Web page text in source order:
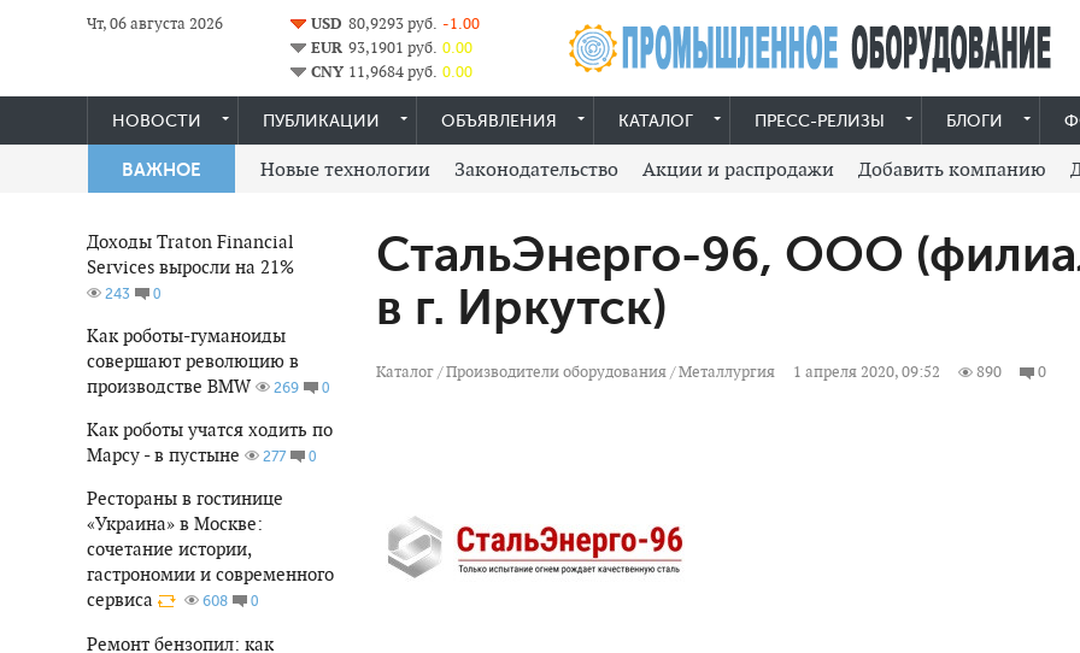
Чт, 06 августа 2026 USD 80,9293 руб. -1.00
EUR 93,1901 руб. 0.00
CNY 11,9684 руб. 0.00
НОВОСТИ ПУБЛИКАЦИИ ОБЪЯВЛЕНИЯ КАТАЛОГ ПРЕСС-РЕЛИЗЫ БЛОГИ
ВАЖНОЕ Новые технологии Законодательство Акции и распродажи Добавить компанию
Доходы Traton Financial
Services выросли на 21%
243 0
Как роботы-гуманоиды
совершают революцию в
производстве BMW
269 0
Как роботы учатся ходить по
Марсу - в пустыне
277 0
Рестораны в гостинице
«Украина» в Москве:
сочетание истории,
гастрономии и современного
сервиса
608 0
Ремонт бензопил: как
СтальЭнерго-96, ООО
в г. Иркутск)
Каталог/Производители оборудования/Металлургия 1 апреля 2020, 09:52 890 0